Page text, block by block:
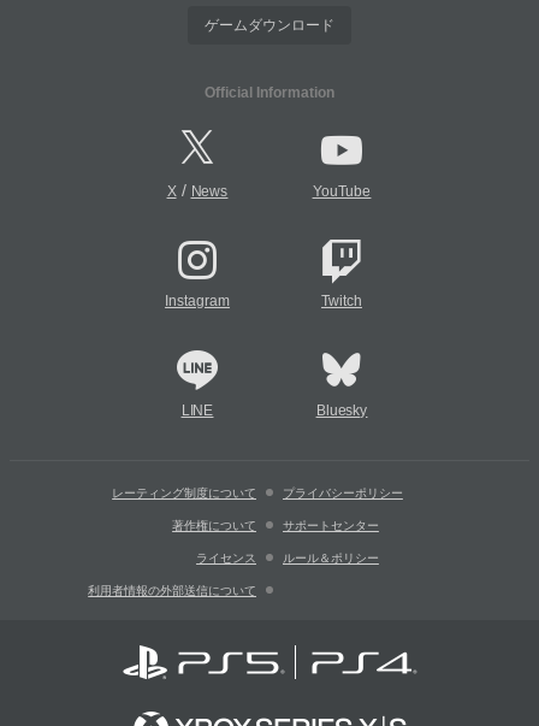
ゲームダウンロード
Official Information
X/ News YouTube
Instagram Twitch
LINE Bluesky
レーティング制度について プライバシーポリシー
著作権について サポートセンター
ライセンス ルール＆ポリシー
利用者情報の外部送信について